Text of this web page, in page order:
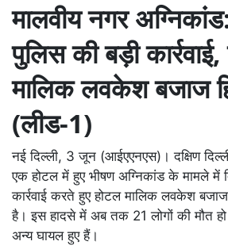
मालवीय नगर
पुलिस की बड़ी
मालिक लवकेश बजाज
(लीड-1)
नई दिल्ली, 3 जून (आईएएनएस)। दक्षिण
एक होटल में हुए भीषण अग्निकांड के मामले में
कार्रवाई करते हुए होटल मालिक लवकेश
है। इस हादसे में अब तक 21 लोगों की मौत
अन्य घायल हुए हैं।